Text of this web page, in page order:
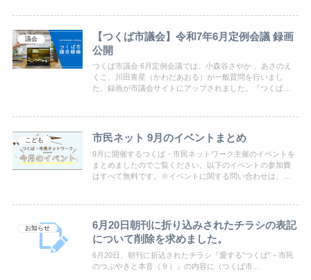
議会
【つくば市議会】令和7年6月定例会議 録画
公開
つくば市議会 6月定例会議では、小森谷さやか 、あさのえ
くこ、川田青星（かわだあおる）が一般質問を行いまし
た。録画が市議会サイトにアップされました。『つくば・
こども 市民ネット 9月のイベントまとめ
9月に開催するつくば・市民ネットワーク主催のイベントを
まとめましたのでご覧ください。以下のイベントの参加費
はすべて無料です。※イベントに関する問い合わせは、つ
お知らせ
6月20日朝刊に折り込みされたチラシの表記
について削除を求めました。
6月20日、朝刊に折込されたチラシ『愛する”つくば”－市民
のつぶやきと本音（９）』の内容に（つくば市...